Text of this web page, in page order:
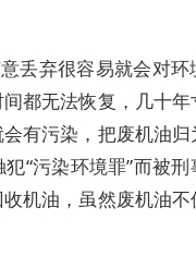
丢弃很容易就会对环
都无法恢复，几十年
有污染，把废机油
“污染环境罪”而被
机油，虽然废机油